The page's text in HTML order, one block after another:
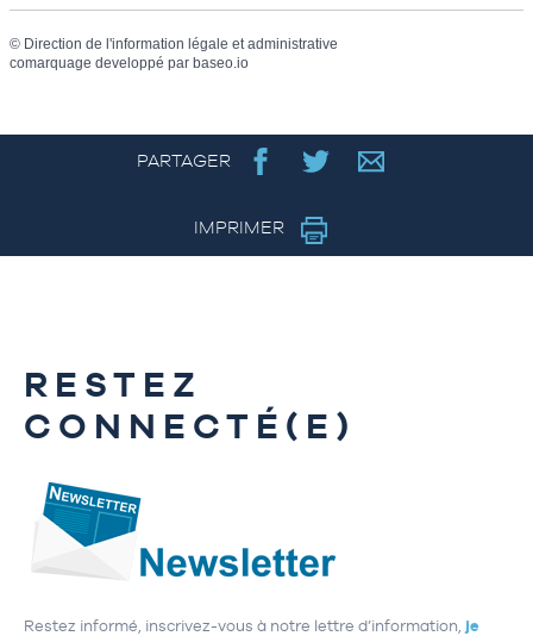
© Direction de l'information légale et administrative
comarquage developpé par baseo.io
PARTAGER
IMPRIMER
RESTEZ
CONNECTÉ(E)
Restez informé, inscrivez-vous à notre lettre d’information, je